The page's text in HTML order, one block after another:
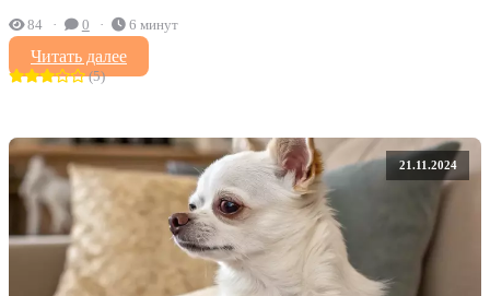
84 0 6 минут
Читать далее
(5)
21.11.2024